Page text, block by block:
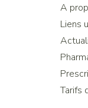
A
Liens
Tarifs